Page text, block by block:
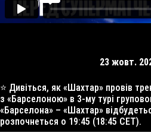
23 жовт.
⭐️ Дивіться, як «Шахтар» провів тренування напередодні матчу
з «Барселоною» в 3-му турі
«Барселона» – «Шахтар»
розпочнеться о 19:45 (18:45 CET).